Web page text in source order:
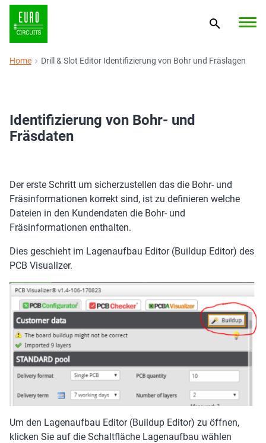
Home Drill & Slot Editor Identifizierung von Bohr und Fräslagen
Identifizierung von Bohr- und
Fräsdaten
Der erste Schritt um sicherzustellen das die Bohr- und
Fräsinformationen korrekt sind, ist zu definieren welche
Dateien in den Kundendaten die Bohr- und
Fräsinformationen enthalten.
Dies geschieht im Lagenaufbau Editor (Buildup Editor) des
PCB Visualizer.
Um den Lagenaufbau Editor (Buildup Editor) zu öffnen,
klicken Sie auf die Schaltfläche Lagenaufbau wählen